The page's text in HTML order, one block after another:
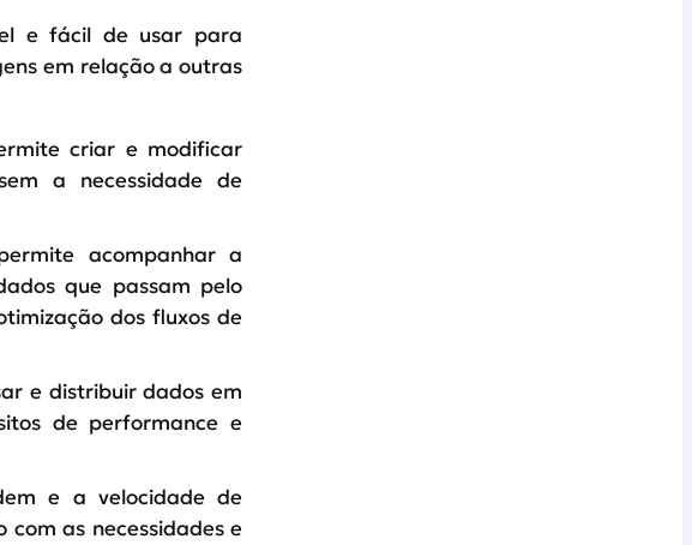
e fácil de usar para
em relação a outras
criar e modificar
a necessidade de
acompanhar a
que passam pelo
dos fluxos de
e distribuir dados em
de performance e
e a velocidade de
com as necessidades e